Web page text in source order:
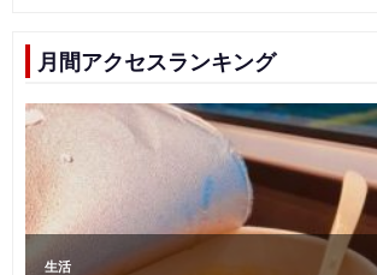
月間アクセスランキング